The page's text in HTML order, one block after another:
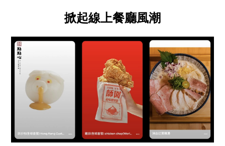
掀起線上餐廳風潮